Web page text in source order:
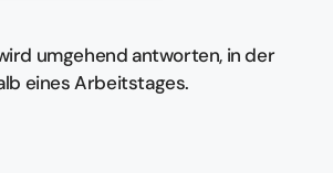
umgehend antworten, in der
eines Arbeitstages.